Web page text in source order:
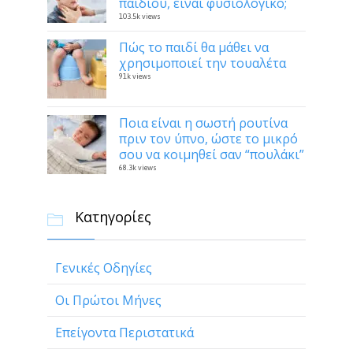
103.5k views
Πώς το παιδί θα μάθει να
χρησιμοποιεί την τουαλέτα
91k views
Ποια είναι η σωστή ρουτίνα
πριν τον ύπνο, ώστε το μικρό
σου να κοιμηθεί σαν “πουλάκι”
68.3k views
 Κατηγορίες
Γενικές Οδηγίες
Οι Πρώτοι Μήνες
Επείγοντα Περιστατικά